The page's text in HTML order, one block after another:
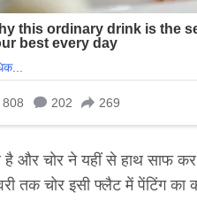
चोर ने यहीं से हाथ साफ कर
तक चोर इसी फ्लैट में पेंटिंग का